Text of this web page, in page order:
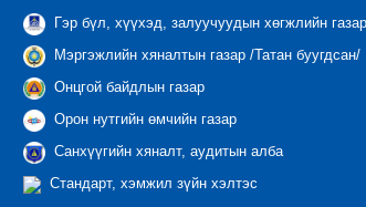
Гэр бүл, хүүхэд, залуучуудын хөгжлийн газар
Мэргэжлийн хяналтын газар /Татан буугдсан/
Онцгой байдлын газар
Орон нутгийн өмчийн газар
Санхүүгийн хяналт, аудитын алба
Стандарт, хэмжил зүйн хэлтэс